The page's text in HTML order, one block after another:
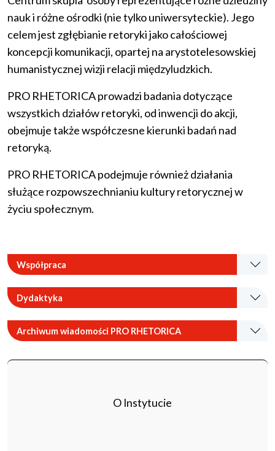
O Instytucie
nauk i różne ośrodki (nie tylko uniwersyteckie). Jego
celem jest zgłębianie retoryki jako całościowej
koncepcji komunikacji, opartej na arystotelesowskiej
humanistycznej wizji relacji międzyludzkich.
PRO RHETORICA prowadzi badania dotyczące
wszystkich działów retoryki, od inwencji do akcji,
obejmuje także współczesne kierunki badań nad
retoryką.
PRO RHETORICA podejmuje również działania
służące rozpowszechnianiu kultury retorycznej w
życiu społecznym.
Współpraca
Dydaktyka
Archiwum wiadomości PRO RHETORICA